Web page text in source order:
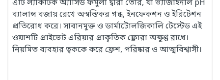
এটি ল্যাকটিক অ্যাসিড ফর্মুলা দ্বারা তৈরি, যা ভ্যাজাইনাল pH
ব্যালান্স বজায় রেখে অস্বস্তিকর গন্ধ, ইনফেকশন ও ইরিটেশন
প্রতিরোধ করে। সাবানমুক্ত ও ডার্মাটোলজিকালি টেস্টেড এই
ওয়াশটি প্রাইভেট এরিয়ার প্রাকৃতিক ফ্লোরা অক্ষুণ্ণ রাখে।
নিয়মিত ব্যবহার ত্বককে করে ফ্রেশ, পরিষ্কার ও আত্মবিশ্বাসী।